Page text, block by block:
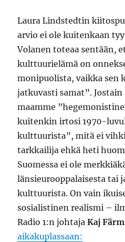
Laura Lindstedtin
arvio ei ole kuitenkaan
Volanen toteaa sentään,
kulttuurielämä on
monipuolista, vaikka sen
jatkuvasti samat”.
maamme
kuitenkin irtosi 1970-
kulttuurista”, mitä ei
tarkkailija ehkä heti
Suomessa ei ole
länsieurooppalaisesta tai
kulttuurista. On vain
sosialistinen realismi –
Radio 1:n johtajaKaj Färm
aikakuplassaan: